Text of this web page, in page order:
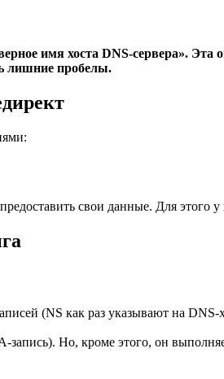
имя хоста DNS-сервера».
лишние пробелы.
свои данные. Для этого
(NS как раз указывают на DNS-
запись). Но, кроме этого, он